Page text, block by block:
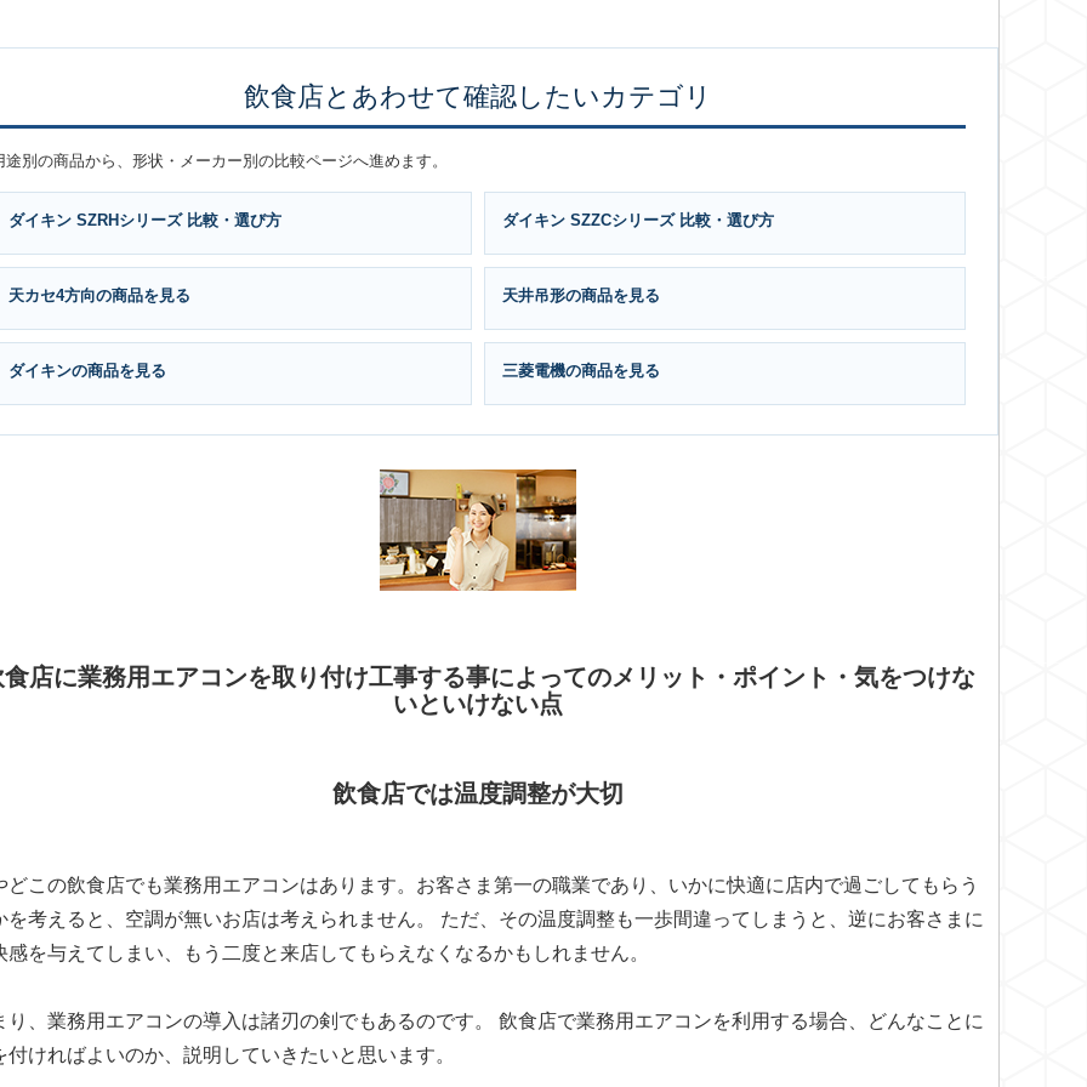
飲食店とあわせて確認したいカテゴリ
途別の商品から、形状・メーカー別の比較ページへ進めます。
ダイキン SZRHシリーズ 比較・選び方 ダイキン SZZCシリーズ 比較・選び方
天カセ4方向の商品を見る 天井吊形の商品を見る
ダイキンの商品を見る 三菱電機の商品を見る
店に業務用エアコンを取り付け工事する事によってのメリット・ポイント・気をつけな
いといけない点
飲食店では温度調整が大切
どこの飲食店でも業務用エアコンはあります。お客さま第一の職業であり、いかに快適に店内で過ごしてもらう
を考えると、空調が無いお店は考えられません。 ただ、その温度調整も一歩間違ってしまうと、逆にお客さまに
感を与えてしまい、もう二度と来店してもらえなくなるかもしれません。
り、業務用エアコンの導入は諸刃の剣でもあるのです。 飲食店で業務用エアコンを利用する場合、どんなことに
付ければよいのか、説明していきたいと思います。